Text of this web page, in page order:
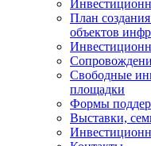
План
объектов
Свободные
площадки
Формы
Выставки,